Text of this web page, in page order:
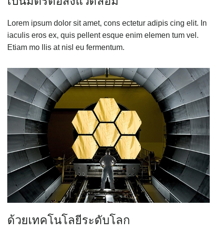
Lorem ipsum dolor sit amet, cons ectetur adipis cing elit. In
iaculis eros ex, quis pellent esque enim elemen tum vel.
Etiam mo llis at nisl eu fermentum.
ด้วยเทคโนโลยีระดับโลก